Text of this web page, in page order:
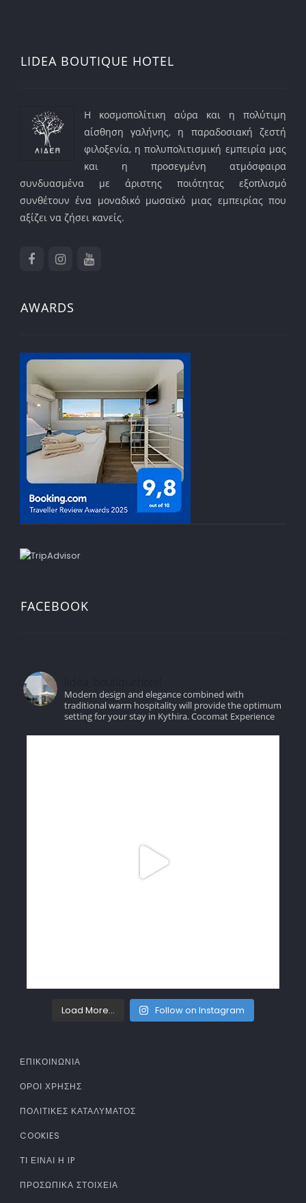
LIDEA BOUTIQUE HOTEL
Η κοσμοπολίτικη αύρα και η πολύτιμη
αίσθηση γαλήνης, η παραδοσιακή ζεστή
φιλοξενία, η πολυπολιτισμική εμπειρία μας
και η προσεγμένη ατμόσφαιρα
συνδυασμένα με άριστης ποιότητας εξοπλισμό
συνθέτουν ένα μοναδικό μωσαϊκό μιας εμπειρίας που
αξίζει να ζήσει κανείς.
AWARDS
FACEBOOK
Modern design and elegance combined with
traditional warm hospitality will provide the optimum
setting for your stay in Kythira.Cocomat Experience
Load More... Follow on Instagram
ΕΠΙΚΟΙΝΩΝΙΑ
ΌΡΟΙ ΧΡΉΣΗΣ
ΠΟΛΙΤΙΚΈΣ ΚΑΤΑΛΎΜΑΤΟΣ
COOKIES
ΤΊ ΕΊΝΑΙ Η IP
ΠΡΟΣΩΠΙΚΆ ΣΤΟΙΧΕΊΑ